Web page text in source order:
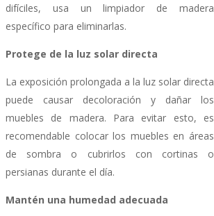
difíciles, usa un limpiador de madera
específico para eliminarlas.
Protege de la luz solar directa
La exposición prolongada a la luz solar directa
puede causar decoloración y dañar los
muebles de madera. Para evitar esto, es
recomendable colocar los muebles en áreas
de sombra o cubrirlos con cortinas o
persianas durante el día.
Mantén una humedad adecuada